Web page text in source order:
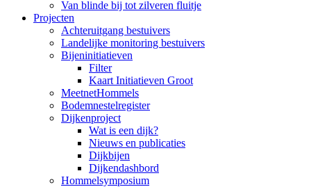
Van blinde bij tot zilveren fluitje
Projecten
Achteruitgang bestuivers
Landelijke monitoring bestuivers
Bijeninitiatieven
Filter
Kaart Initiatieven Groot
MeetnetHommels
Bodemnestelregister
Dijkenproject
Wat is een dijk?
Nieuws en publicaties
Dijkbijen
Dijkendashbord
Hommelsymposium